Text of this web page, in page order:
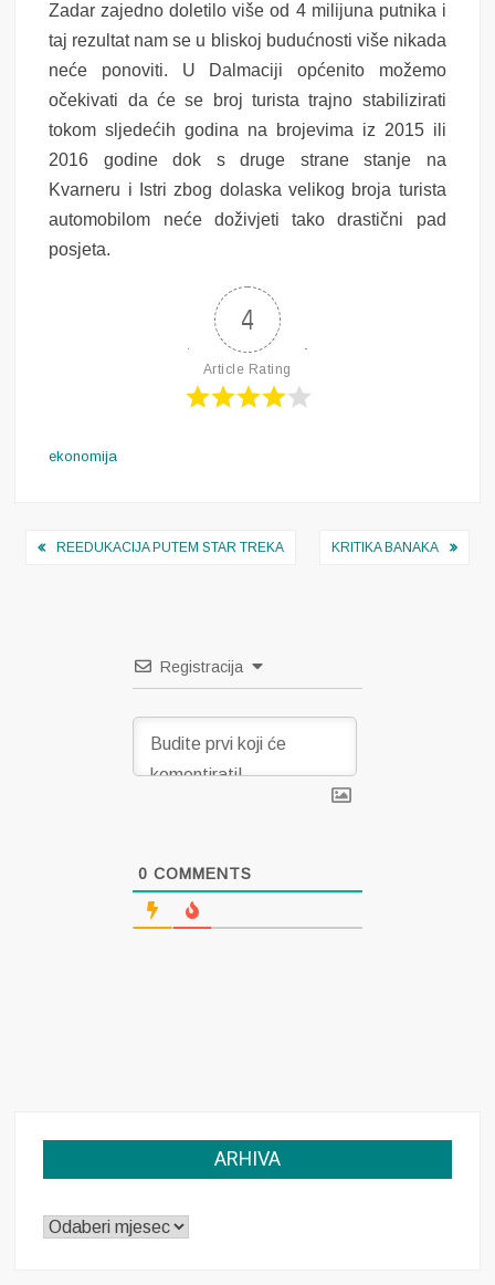
Zadar zajedno doletilo više od 4 milijuna putnika i
taj rezultat nam se u bliskoj budućnosti više nikada
neće ponoviti. U Dalmaciji općenito možemo
očekivati da će se broj turista trajno stabilizirati
tokom sljedećih godina na brojevima iz 2015 ili
2016 godine dok s druge strane stanje na
Kvarneru i Istri zbog dolaska velikog broja turista
automobilom neće doživjeti tako drastični pad
posjeta.
4
Article Rating
ekonomija
Navigacija
REEDUKACIJA PUTEM STAR TREKA KRITIKA BANAKA
Registracija
0 COMMENTS
ARHIVA
ARHIVA